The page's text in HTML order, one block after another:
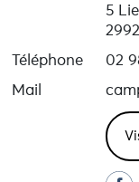
5
Téléphone
02
Mail